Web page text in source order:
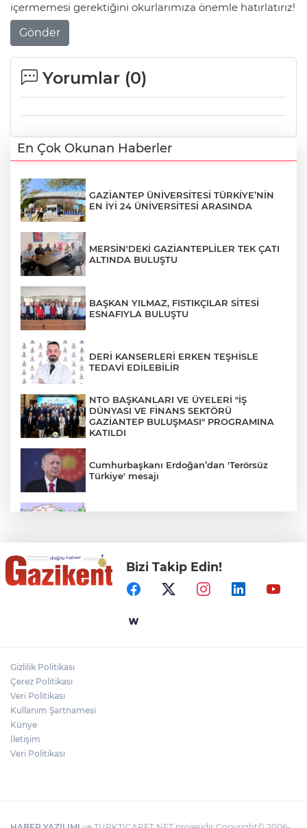
içermemesi gerektiğini okurlarımıza önemle hatırlatırız!
Gönder
Yorumlar (0)
En Çok Okunan Haberler
GAZİANTEP ÜNİVERSİTESİ TÜRKİYE’NİN
EN İYİ 24 ÜNİVERSİTESİ ARASINDA
MERSİN'DEKİ GAZİANTEPLİLER TEK ÇATI
ALTINDA BULUŞTU
BAŞKAN YILMAZ, FISTIKÇILAR SİTESİ
ESNAFIYLA BULUŞTU
DERİ KANSERLERİ ERKEN TEŞHİSLE
TEDAVİ EDİLEBİLİR
NTO BAŞKANLARI VE ÜYELERİ "İŞ
DÜNYASI VE FİNANS SEKTÖRÜ
GAZİANTEP BULUŞMASI" PROGRAMINA
KATILDI
Cumhurbaşkanı Erdoğan’dan 'Terörsüz
Türkiye' mesajı
Gaziantep Üniversitesi Elektrik-Elektronik
Mühendisliği: Teknolojinin ve Enerjinin
Geleceğine Yön Veren Eğitim
"BEBEĞİ TÜM GECE AYNI BEZLE
Bizi Takip Edin!
Gizlilik Politikası
Çerez Politikası
Veri Politikası
Kullanım Şartnamesi
Künye
İletişim
Veri Politikası